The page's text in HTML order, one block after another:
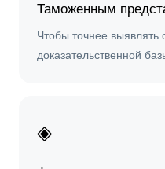
Таможенным
Чтобы точнее выявлять
доказательственной
◈